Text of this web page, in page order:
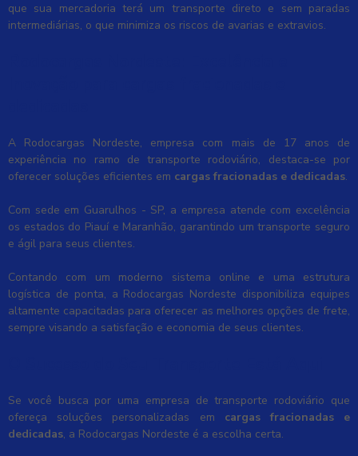
que sua mercadoria terá um transporte direto e sem paradas
intermediárias, o que minimiza os riscos de avarias e extravios.
A Rodocargas Nordeste, empresa com mais de 17 anos de
experiência no ramo de transporte rodoviário, destaca-se por
oferecer soluções eficientes em cargas fracionadas e dedicadas.
Com sede em Guarulhos - SP, a empresa atende com excelência
os estados do Piauí e Maranhão, garantindo um transporte seguro
e ágil para seus clientes.
Contando com um moderno sistema online e uma estrutura
logística de ponta, a Rodocargas Nordeste disponibiliza equipes
altamente capacitadas para oferecer as melhores opções de frete,
sempre visando a satisfação e economia de seus clientes.
Se você busca por uma empresa de transporte rodoviário que
ofereça soluções personalizadas em cargas fracionadas e
dedicadas, a Rodocargas Nordeste é a escolha certa.